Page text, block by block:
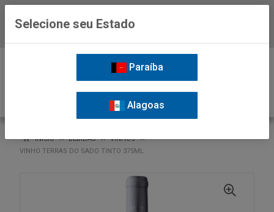
INÍCIO BEBIDAS
VINHOS
VINHO TERRAS DO SADO TINTO 375ML
Selecione seu Estado
Paraíba
Alagoas